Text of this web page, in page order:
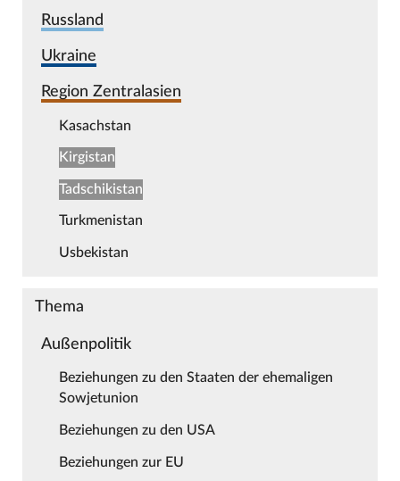
Russland
Ukraine
Region Zentralasien
Kasachstan
Kirgistan
Tadschikistan
Turkmenistan
Usbekistan
Thema
Außenpolitik
Beziehungen zu den Staaten der ehemaligen
Sowjetunion
Beziehungen zu den USA
Beziehungen zur EU